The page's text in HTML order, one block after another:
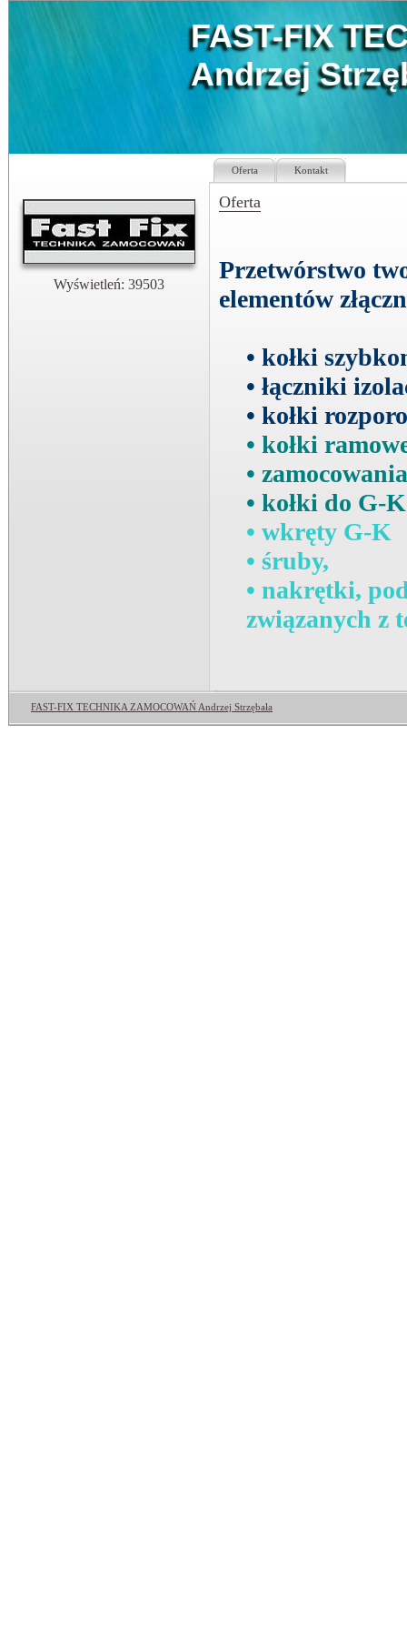
FAST-FIX
Andrzej
Wyświetleń: 39503
Oferta Kontakt
Oferta
Przetwórstwo
elementów
• kołki
• łączniki
• kołki
• kołki
•
• kołki do G-K
• wkręty G-K
• śruby,
• nakrętki,
związanych z
FAST-FIX TECHNIKA ZAMOCOWAŃ Andrzej Strzębała